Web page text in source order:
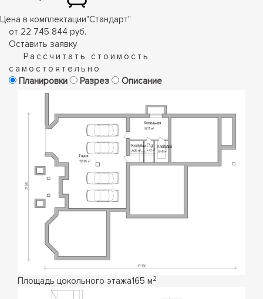
Цена в комплектации"Стандарт"
от 22 745 844 руб.
Оставить заявку
Рассчитать стоимость
самостоятельно
Планировки
Разрез Описание
Площадь цокольного этажа165 м2